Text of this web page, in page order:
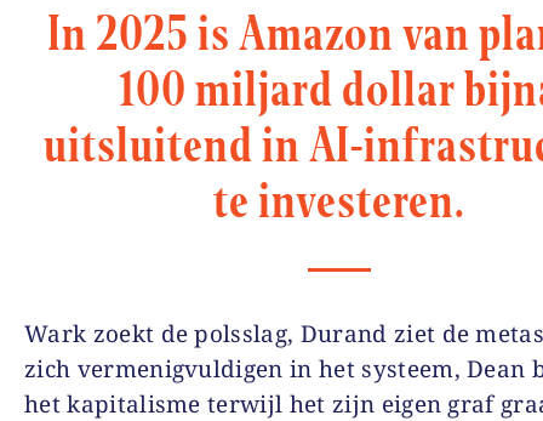
In 2025 is Amazon van
100 miljard dollar
uitsluitend in AI-
te investeren.
Wark zoekt de polsslag, Durand ziet de
zich vermenigvuldigen in het systeem, Dean
het kapitalisme terwijl het zijn eigen graf